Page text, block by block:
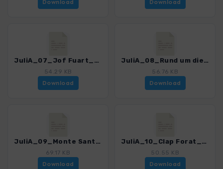
Download
Download
JuliA_07_Jof Fuart_0366_2.gpx
54.29 KB
Download
JuliA_08_Rund um die Cima Alta di Riobianco_0366_2.gpx
56.76 KB
Download
JuliA_09_Monte Santo di Lussari_0366_2.gpx
69.17 KB
Download
JuliA_10_Clap Forat_0366_2.gpx
50.55 KB
Download